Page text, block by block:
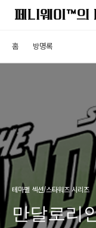
홈 방명록
테마별 섹션/스타워즈 시리즈
만달로리